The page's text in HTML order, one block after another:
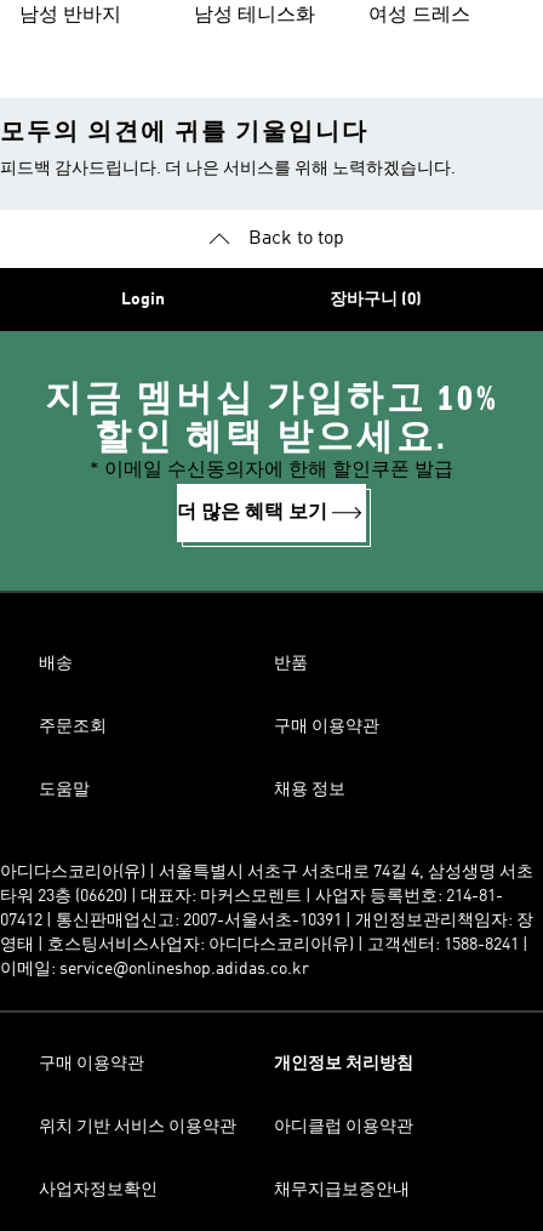
남성 반바지 남성 테니스화 여성 드레스
모두의 의견에 귀를 기울입니다
피드백 감사드립니다. 더 나은 서비스를 위해 노력하겠습니다.
Back to top
Login 장바구니 (0)
지금 멤버십 가입하고 10%
할인 혜택 받으세요.
* 이메일 수신동의자에 한해 할인쿠폰 발급
더 많은 혜택 보기
배송 반품
주문조회 구매 이용약관
도움말 채용 정보
아디다스코리아(유) | 서울특별시 서초구 서초대로 74길 4, 삼성생명 서초
타워 23층 (06620) | 대표자: 마커스모렌트 | 사업자 등록번호: 214-81-
07412 | 통신판매업신고: 2007-서울서초-10391 | 개인정보관리책임자: 장
영태 | 호스팅서비스사업자: 아디다스코리아(유) | 고객센터: 1588-8241 |
이메일: service@onlineshop.adidas.co.kr
구매 이용약관 개인정보 처리방침
위치 기반 서비스 이용약관 아디클럽 이용약관
사업자정보확인 채무지급보증안내